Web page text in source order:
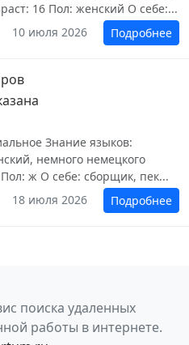
16 Пол: женский О себе:...
10 июля 2026
Подробнее
Знание языков:
немного немецкого
ж О себе: сборщик, пек...
18 июля 2026
Подробнее
поиска удаленных
работы в интернете.